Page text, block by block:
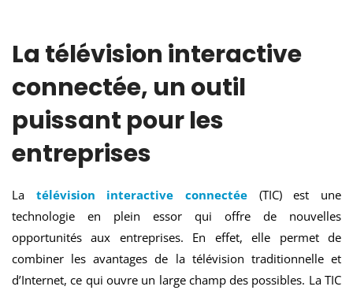
La télévision interactive
connectée, un outil
puissant pour les
entreprises
La télévision interactive connectée (TIC) est une
technologie en plein essor qui offre de nouvelles
opportunités aux entreprises. En effet, elle permet de
combiner les avantages de la télévision traditionnelle et
d’Internet, ce qui ouvre un large champ des possibles. La TIC